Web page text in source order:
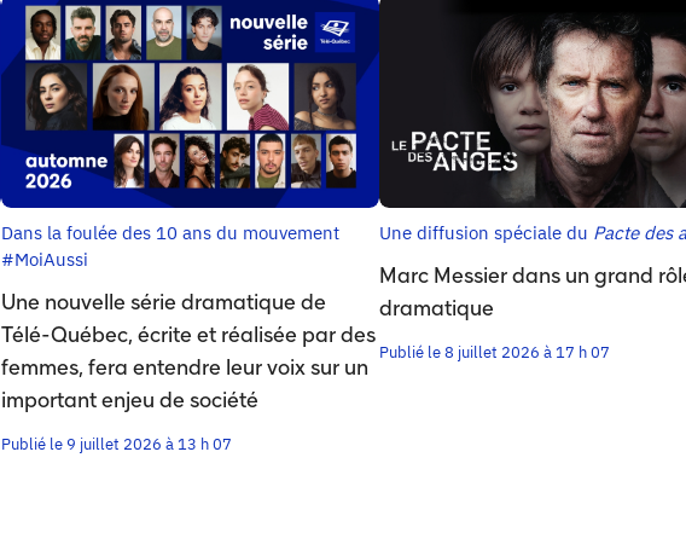
Dans la foulée des 10 ans du mouvement
#MoiAussi
Une nouvelle série dramatique de
Télé-Québec, écrite et réalisée par des
femmes, fera entendre leur voix sur un
important enjeu de société
Publié le 9 juillet 2026 à 13 h 07
Une diffusion spéciale du Pacte des
Marc Messier dans un grand
dramatique
Publié le 8 juillet 2026 à 17 h 07